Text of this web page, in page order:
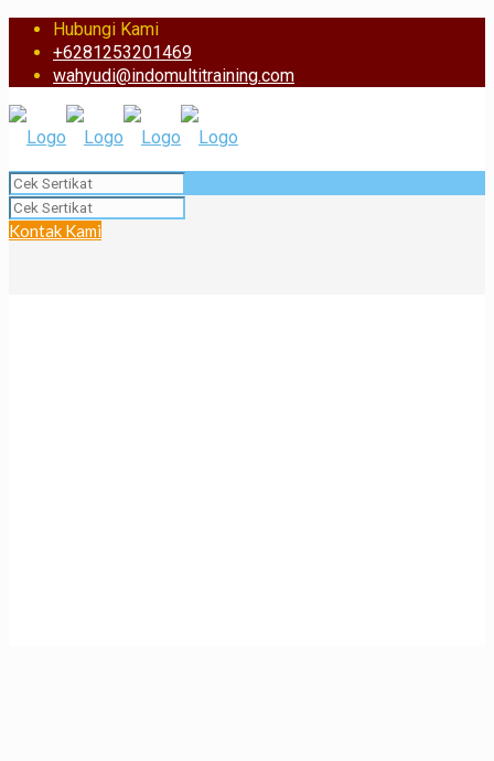
Hubungi Kami
+6281253201469
wahyudi@indomultitraining.com
Kontak Kami